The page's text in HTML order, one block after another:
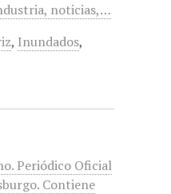
noticias,…
, Inundados,
Periódico Oficial
Contiene